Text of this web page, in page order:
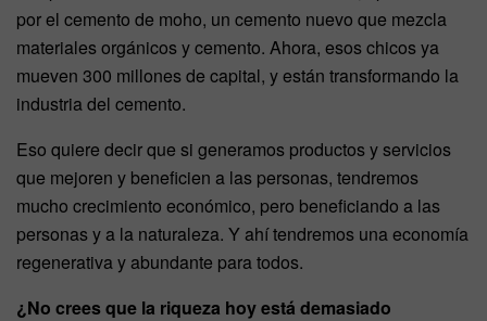
por el cemento de moho, un cemento nuevo que mezcla
materiales orgánicos y cemento. Ahora, esos chicos ya
mueven 300 millones de capital, y están transformando la
industria del cemento.
Eso quiere decir que si generamos productos y servicios
que mejoren y beneficien a las personas, tendremos
mucho crecimiento económico, pero beneficiando a las
personas y a la naturaleza. Y ahí tendremos una economía
regenerativa y abundante para todos.
¿No crees que la riqueza hoy está demasiado